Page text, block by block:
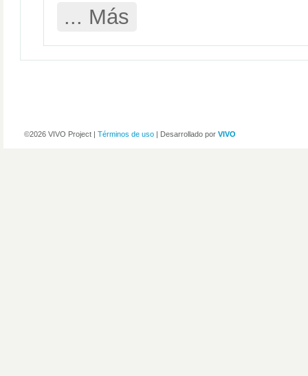
... Más
©2026 VIVO Project | Términos de uso | Desarrollado por VIVO